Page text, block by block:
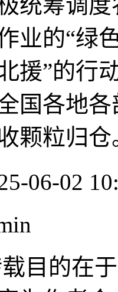
业的“绿
援”的行
各地各
颗粒归仓
06-02
目的在